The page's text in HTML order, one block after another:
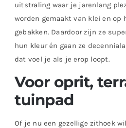
uitstraling waar je jarenlang
worden gemaakt van klei en op
gebakken. Daardoor zijn ze
hun kleur én gaan ze
dat voel je als je erop loopt.
Voor oprit,
tuinpad
Of je nu een gezellige zithoek